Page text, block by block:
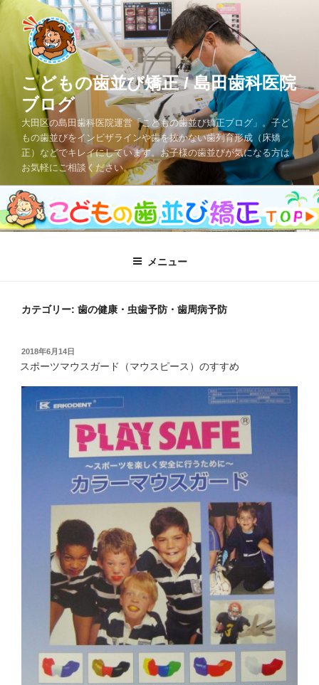
コ
こどもの歯並び矯正 / 島田歯科医院
ブログ
大田区の島田歯科医院運営「こどもの歯並び矯正ブログ」。子ど
もの歯並びをインビザラインや歯を抜かない歯列育形成（床矯
正）などでキレイにしています。お子様の歯並びが気になる方は
お気軽にご相談ください。
メニュー
カテゴリー: 歯の健康・虫歯予防・歯周病予防
投
稿
2018年6月14日
スポーツマウスガード（マウスピース）のすすめ